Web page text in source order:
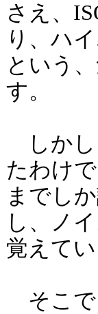
さえ、
り、ハ
という
す。
しかし
たわけ
までし
し、ノ
覚えてい
そこで